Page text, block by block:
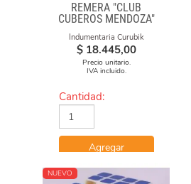
REMERA "CLUB
CUBEROS MENDOZA"
2020-21 NEGRA DE
ALGODÓN ESTAMPADA
Indumentaria Curubik
$ 18.445,00
Precio unitario.
IVA incluido.
Cantidad:
Agregar
NUEVO